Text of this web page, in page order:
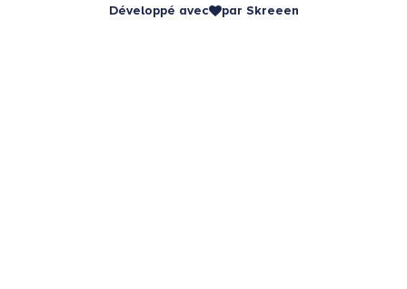
Développé avec par Skreeen